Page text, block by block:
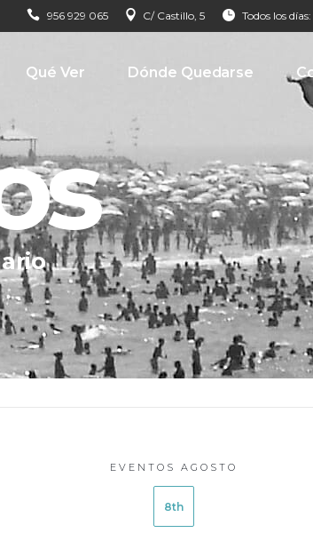
956 929 065 C/ Castillo, 5 Todos los
Qué Ver Dónde Quedarse
EVENTOS AGOSTO
8th